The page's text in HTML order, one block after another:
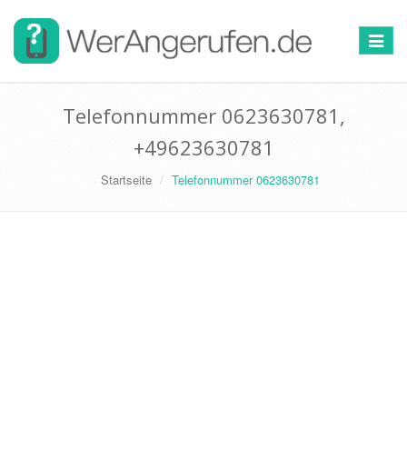
Toggle
Telefonnummer 0623630781,
+49623630781
Startseite Telefonnummer 0623630781